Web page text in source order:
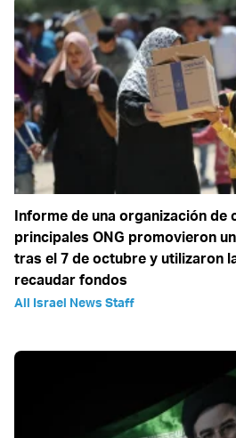
Informe de una organización de
principales ONG promovieron
tras el 7 de octubre y utilizaron
recaudar fondos
All Israel News Staff